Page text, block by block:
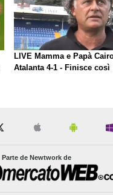
LIVE Mamma e Papà
Atalanta 4-1 - Finisce così
Parte de Newtwork de